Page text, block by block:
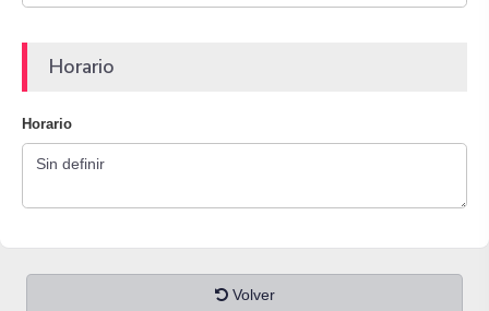
Horario
Horario
Volver